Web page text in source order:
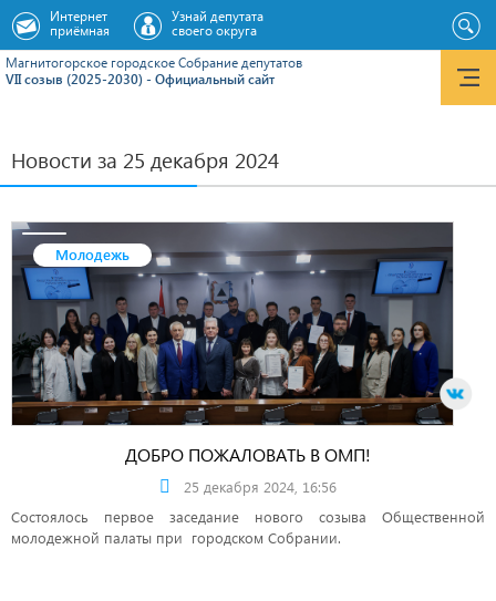
Магнитогорское городское Cобрание депутатов
VII созыв (2025-2030) - Официальный сайт
Интернет
приёмная
Узнай депутата
своего округа
Новости за 25 декабря 2024
Молодежь
ДОБРО ПОЖАЛОВАТЬ В ОМП!
25 декабря 2024, 16:56
Состоялось первое заседание нового созыва Общественной
молодежной палаты при городском Собрании.